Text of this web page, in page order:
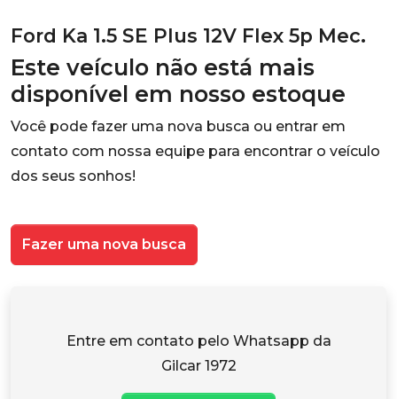
Ford Ka 1.5 SE Plus 12V Flex 5p Mec.
Este veículo não está mais
disponível em nosso estoque
Você pode fazer uma nova busca ou entrar em
contato com nossa equipe para encontrar o veículo
dos seus sonhos!
Fazer uma nova busca
Entre em contato pelo Whatsapp da
Gilcar 1972